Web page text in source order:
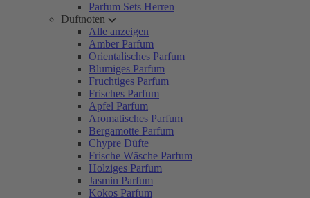
Parfum Sets Herren
Duftnoten
Alle anzeigen
Amber Parfum
Orientalisches Parfum
Blumiges Parfum
Fruchtiges Parfum
Frisches Parfum
Apfel Parfum
Aromatisches Parfum
Bergamotte Parfum
Chypre Düfte
Frische Wäsche Parfum
Holziges Parfum
Jasmin Parfum
Kokos Parfum